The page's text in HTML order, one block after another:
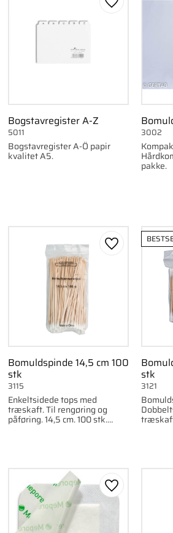
favorit
Bogstavregister A-Z
Bogstavregister A-Ö papir
kvalitet A5.
5011
Gem som
pakke.
3002
favorit
Bomuldspinde 14,5 cm 100
stk
Enkeltsidede tops med
træskaft. Til rengøring og
påføring. 14,5 cm. 100 stk.
3115
Gem som
stk
3121
favorit Gem som